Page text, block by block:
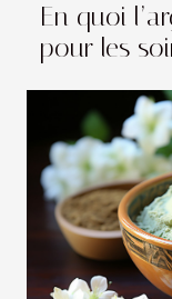
En quoi
pour les